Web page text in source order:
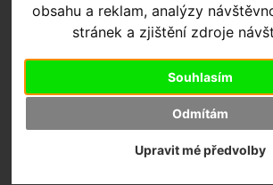
obsahu a reklam, analýzy
stránek a zjištění zdroje
Souhlasím
Odmítám
Upravit mé předvolby
ŘIDÍTKA RACE
ALLOY VINTAGE
Ano, v Olomouci